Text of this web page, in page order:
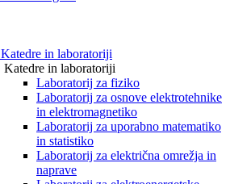
Katedre in laboratoriji
Katedre in laboratoriji
Laboratorij za fiziko
Laboratorij za osnove elektrotehnike
in elektromagnetiko
Laboratorij za uporabno matematiko
in statistiko
Laboratorij za električna omrežja in
naprave